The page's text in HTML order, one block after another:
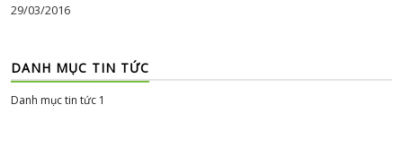
29/03/2016
DANH MỤC TIN TỨC
Danh mục tin tức 1